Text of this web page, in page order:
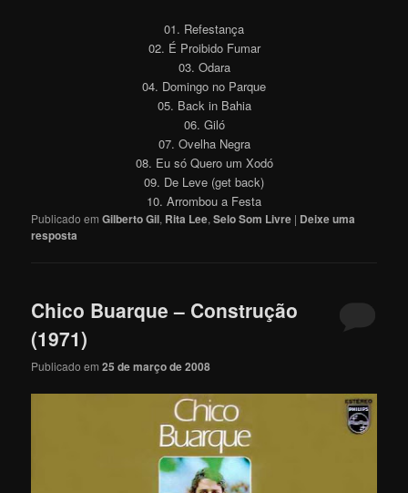
01. Refestança
02. É Proibido Fumar
03. Odara
04. Domingo no Parque
05. Back in Bahia
06. Giló
07. Ovelha Negra
08. Eu só Quero um Xodó
09. De Leve (get back)
10. Arrombou a Festa
Publicado em Gilberto Gil, Rita Lee,Selo Som Livre | Deixe uma
resposta
Chico Buarque – Construção
(1971)
Publicado em25 de março de 2008